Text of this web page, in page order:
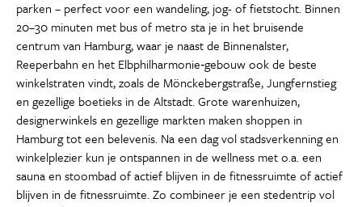
parken – perfect voor een wandeling, jog- of fietstocht. Binnen
20–30 minuten met bus of metro sta je in het bruisende
centrum van Hamburg, waar je naast de Binnenalster,
Reeperbahn en het Elbphilharmonie‑gebouw ook de beste
winkelstraten vindt, zoals de Mönckebergstraße, Jungfernstieg
en gezellige boetieks in de Altstadt. Grote warenhuizen,
designerwinkels en gezellige markten maken shoppen in
Hamburg tot een belevenis. Na een dag vol stadsverkenning en
winkelplezier kun je ontspannen in de wellness met o.a. een
sauna en stoombad of actief blijven in de fitnessruimte of actief
blijven in de fitnessruimte. Zo combineer je een stedentrip vol